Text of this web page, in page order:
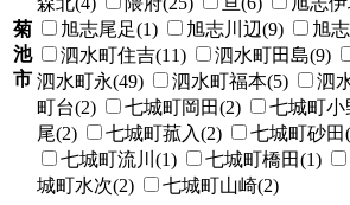
菊
池
市
旭志尾足(1)
旭志川辺(9) 旭
泗水町住吉(11)
泗水町田島(9)
泗水町永(49)
泗水町福本(5) 泗
町台(2)
七城町岡田(2) 七城町小
尾(2)
七城町菰入(2) 七城町砂田
七城町流川(1)
七城町橋田(1)
城町水次(2)
七城町山崎(2)